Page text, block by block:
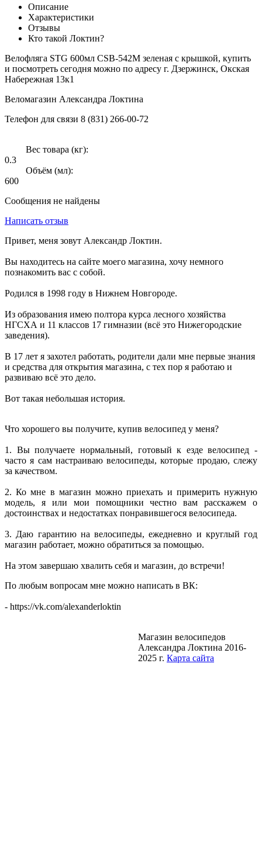
Описание
Характеристики
Отзывы
Кто такой Локтин?
Велофляга STG 600мл CSB-542M зеленая с крышкой, купить
и посмотреть сегодня можно по адресу г. Дзержинск, Окская
Набережная 13к1
Веломагазин Александра Локтина
Телефон для связи 8 (831) 266-00-72
Вес товара (кг):
0.3
Объём (мл):
600
Сообщения не найдены
Написать отзыв
Привет, меня зовут Александр Локтин.
Вы находитесь на сайте моего магазина, хочу немного
познакомить вас с собой.
Родился в 1998 году в Нижнем Новгороде.
Из образования имею полтора курса лесного хозяйства
НГСХА и 11 классов 17 гимназии (всё это Нижегородские
заведения).
В 17 лет я захотел работать, родители дали мне первые знания
и средства для открытия магазина, с тех пор я работаю и
развиваю всё это дело.
Вот такая небольшая история.
Что хорошего вы получите, купив велосипед у меня?
1. Вы получаете нормальный, готовый к езде велосипед -
часто я сам настраиваю велосипеды, которые продаю, слежу
за качеством.
2. Ко мне в магазин можно приехать и примерить нужную
модель, я или мои помощники честно вам расскажем о
достоинствах и недостатках понравившегося велосипеда.
3. Даю гарантию на велосипеды, ежедневно и круглый год
магазин работает, можно обратиться за помощью.
На этом завершаю хвалить себя и магазин, до встречи!
По любым вопросам мне можно написать в ВК:
- https://vk.com/alexanderloktin
Магазин велосипедов
Александра Локтина 2016-
2025 г. Карта сайта